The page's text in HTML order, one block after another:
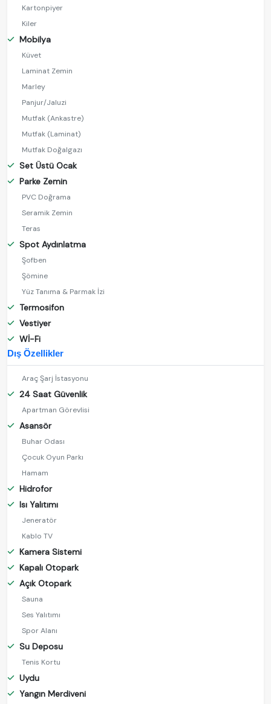
Kartonpiyer
Kiler
Mobilya
Küvet
Laminat Zemin
Marley
Panjur/Jaluzi
Mutfak (Ankastre)
Mutfak (Laminat)
Mutfak Doğalgazı
Set Üstü Ocak
Parke Zemin
PVC Doğrama
Seramik Zemin
Teras
Spot Aydınlatma
Şofben
Şömine
Yüz Tanıma & Parmak İzi
Termosifon
Vestiyer
Wİ-Fi
Dış Özellikler
Araç Şarj İstasyonu
24 Saat Güvenlik
Apartman Görevlisi
Asansör
Buhar Odası
Çocuk Oyun Parkı
Hamam
Hidrofor
Isı Yalıtımı
Jeneratör
Kablo TV
Kamera Sistemi
Kapalı Otopark
Açık Otopark
Sauna
Ses Yalıtımı
Spor Alanı
Su Deposu
Tenis Kortu
Uydu
Yangın Merdiveni